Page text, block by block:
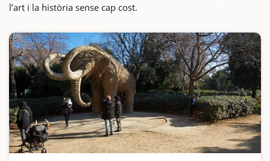
l’art i la història sense cap cost.